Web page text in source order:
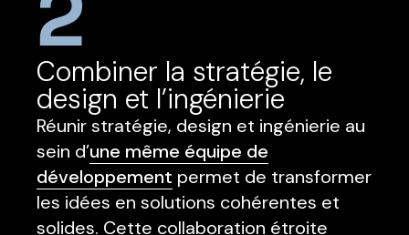
Combiner la stratégie, le
design et l’ingénierie
Réunir stratégie, design et ingénierie au
sein d’une même équipe de
développement permet de transformer
les idées en solutions cohérentes et
solides. Cette collaboration étroite